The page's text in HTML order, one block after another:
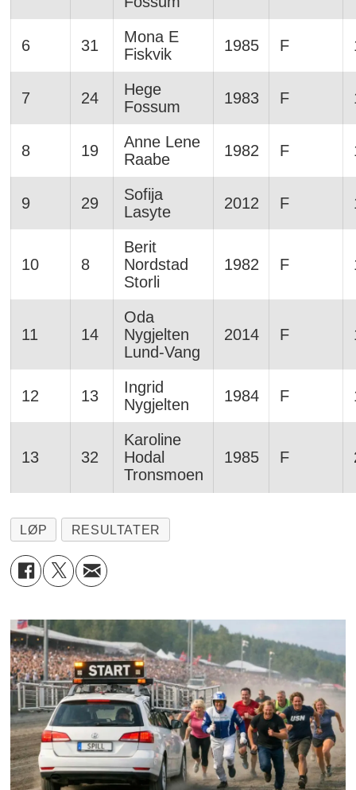
6 31
Mona E
Fiskvik
1985 F
7 24
Hege
Fossum
1983 F
8 19
Anne Lene
Raabe
1982 F
9 29
Sofija
Lasyte
2012 F
10 8
Berit
Nordstad
Storli
1982 F
11 14
Oda
Nygjelten
Lund-Vang
2014 F
12 13
Ingrid
Nygjelten
1984 F
13 32
Karoline
Hodal
Tronsmoen
1985 F
LØP RESULTATER